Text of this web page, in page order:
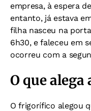
empresa, à espera
entanto, já estava
filha nasceu na
6h30, e faleceu em
ocorreu com a
O que alega
O frigorífico alegou